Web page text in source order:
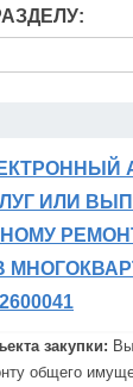
ИЛИ
закупки:
общего